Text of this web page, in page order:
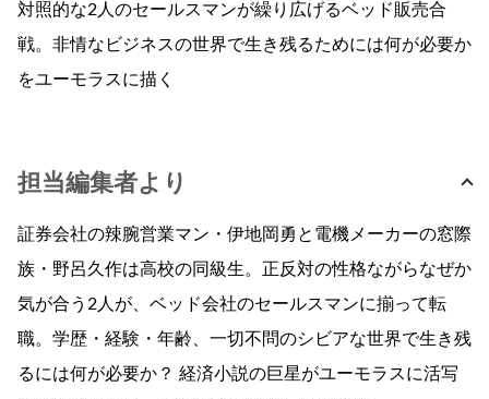
対照的な2人のセールスマンが繰り広げるベッド販売合
戦。非情なビジネスの世界で生き残るためには何が必要か
をユーモラスに描く
担当編集者より
証券会社の辣腕営業マン・伊地岡勇と電機メーカーの窓際
族・野呂久作は高校の同級生。正反対の性格ながらなぜか
気が合う2人が、ベッド会社のセールスマンに揃って転
職。学歴・経験・年齢、一切不問のシビアな世界で生き残
るには何が必要か？ 経済小説の巨星がユーモラスに活写